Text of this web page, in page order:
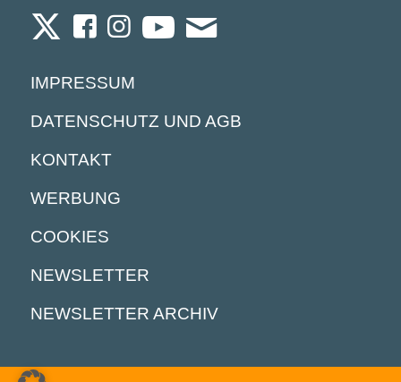
IMPRESSUM
DATENSCHUTZ UND AGB
KONTAKT
WERBUNG
COOKIES
NEWSLETTER
NEWSLETTER ARCHIV